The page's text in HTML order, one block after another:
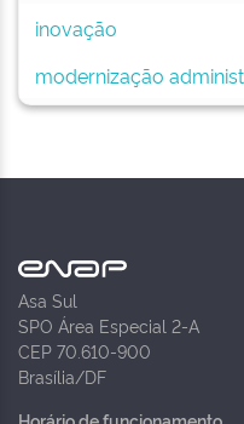
inovação
modernização
Asa Sul
SPO Área Especial 2-A
CEP 70.610-900
Brasília/DF